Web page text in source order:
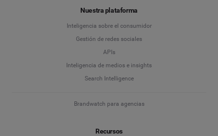
Nuestra plataforma
Inteligencia sobre el consumidor
Gestión de redes sociales
APIs
Inteligencia de medios e insights
Search Intelligence
Brandwatch para agencias
Recursos